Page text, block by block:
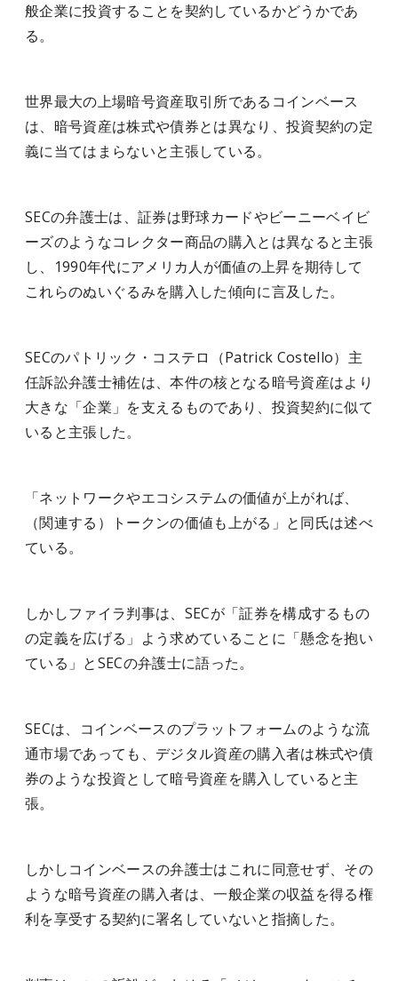
般企業に投資することを契約しているかどうかであ
る。
世界最大の上場暗号資産取引所であるコインベース
は、暗号資産は株式や債券とは異なり、投資契約の定
義に当てはまらないと主張している。
SECの弁護士は、証券は野球カードやビーニーベイビ
ーズのようなコレクター商品の購入とは異なると主張
し、1990年代にアメリカ人が価値の上昇を期待して
これらのぬいぐるみを購入した傾向に言及した。
SECのパトリック・コステロ（Patrick Costello）主
任訴訟弁護士補佐は、本件の核となる暗号資産はより
大きな「企業」を支えるものであり、投資契約に似て
いると主張した。
「ネットワークやエコシステムの価値が上がれば、
（関連する）トークンの価値も上がる」と同氏は述べ
ている。
しかしファイラ判事は、SECが「証券を構成するもの
の定義を広げる」よう求めていることに「懸念を抱い
ている」とSECの弁護士に語った。
SECは、コインベースのプラットフォームのような流
通市場であっても、デジタル資産の購入者は株式や債
券のような投資として暗号資産を購入していると主
張。
しかしコインベースの弁護士はこれに同意せず、その
ような暗号資産の購入者は、一般企業の収益を得る権
利を享受する契約に署名していないと指摘した。